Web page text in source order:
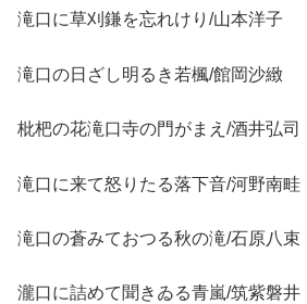
滝口に草刈鎌を忘れけり/山本洋子
滝口の日ざし明るき若楓/館岡沙緻
枇杷の花滝口寺の門がまえ/酒井弘司
滝口に来て怒りたる落下音/河野南畦
滝口の蒼みておつる秋の滝/石原八束
瀧口に詰めて聞きゐる青嵐/筑紫磐井